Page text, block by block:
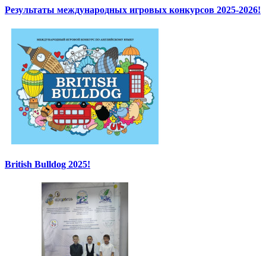
Результаты международных игровых конкурсов 2025-2026!
British Bulldog 2025!